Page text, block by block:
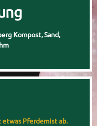
Kompost, Sand,
etwas Pferdemist ab.